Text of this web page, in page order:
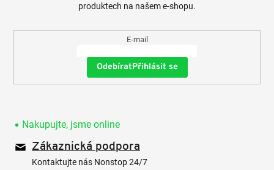
produktech na našem e-shopu.
E-mail
Přihlásit se
Nakupujte, jsme online
Zákaznická podpora
Kontaktujte nás Nonstop 24/7